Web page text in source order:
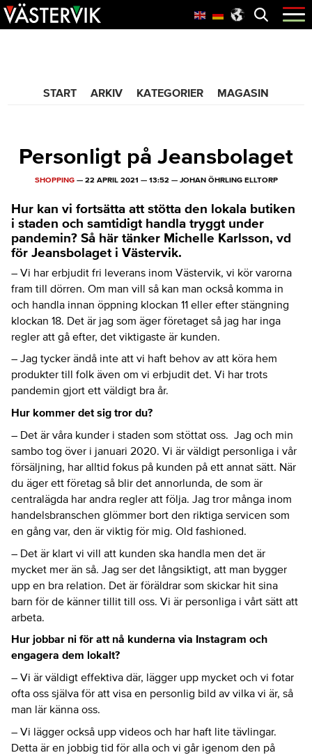
Hoppa
till
Skip
to
Hoppa
till
Öppna
menyn
START ARKIV KATEGORIER MAGASIN
Personligt på Jeansbolaget
SHOPPING— 22 APRIL 2021 — 13:52 — JOHAN ÖHRLING ELLTORP
Hur kan vi fortsätta att stötta den lokala butiken
i staden och samtidigt handla tryggt under
pandemin? Så här tänker Michelle Karlsson, vd
för Jeansbolaget i Västervik.
– Vi har erbjudit fri leverans inom Västervik, vi kör varorna
fram till dörren. Om man vill så kan man också komma in
och handla innan öppning klockan 11 eller efter stängning
klockan 18. Det är jag som äger företaget så jag har inga
regler att gå efter, det viktigaste är kunden.
– Jag tycker ändå inte att vi haft behov av att köra hem
produkter till folk även om vi erbjudit det. Vi har trots
pandemin gjort ett väldigt bra år.
Hur kommer det sig tror du?
– Det är våra kunder i staden som stöttat oss. Jag och min
sambo tog över i januari 2020. Vi är väldigt personliga i vår
försäljning, har alltid fokus på kunden på ett annat sätt. När
du äger ett företag så blir det annorlunda, de som är
centralägda har andra regler att följa. Jag tror många inom
handelsbranschen glömmer bort den riktiga servicen som
en gång var, den är viktig för mig. Old fashioned.
– Det är klart vi vill att kunden ska handla men det är
mycket mer än så. Jag ser det långsiktigt, att man bygger
upp en bra relation. Det är föräldrar som skickar hit sina
barn för de känner tillit till oss. Vi är personliga i vårt sätt att
arbeta.
Hur jobbar ni för att nå kunderna via Instagram och
engagera dem lokalt?
– Vi är väldigt effektiva där, lägger upp mycket och vi fotar
ofta oss själva för att visa en personlig bild av vilka vi är, så
man lär känna oss.
– Vi lägger också upp videos och har haft lite tävlingar.
Detta är en jobbig tid för alla och vi går igenom den på